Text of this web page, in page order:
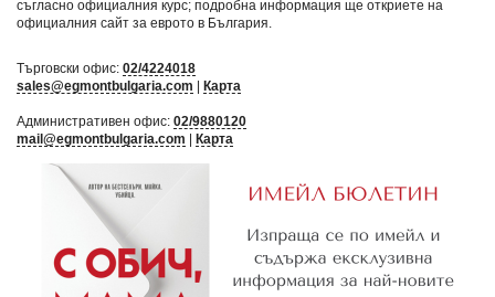
съгласно официалния курс; подробна информация ще откриете на
официалния сайт за еврото в България
Търговски офис: 02/4224018
sales@egmontbulgaria.com
Карта
Административен офис: 02/9880120
mail@egmontbulgaria.com
Карта